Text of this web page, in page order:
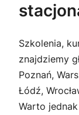
Szkolenia,
znajdziemy
Poznań,
Łódź,
Warto